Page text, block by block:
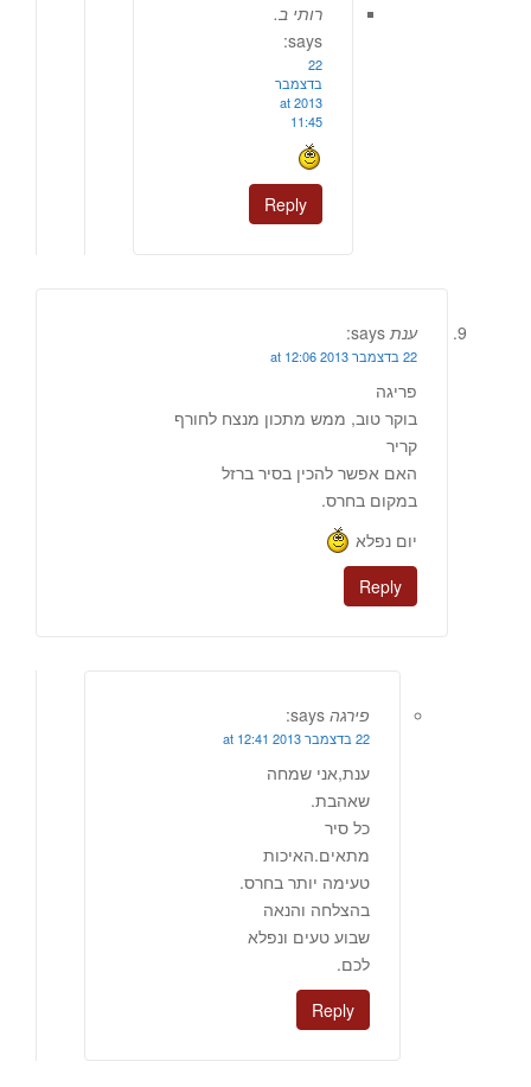
רותי ב.
says:
22
בדצמבר
2013 at
11:45
Reply
ענת says:
22 בדצמבר 2013 at 12:06
פריגה
בוקר טוב, ממש מתכון מנצח לחורף
קריר
האם אפשר להכין בסיר ברזל
במקום בחרס.
יום נפלא
Reply
פירגה says:
22 בדצמבר 2013 at 12:41
ענת,אני שמחה
שאהבת.
כל סיר
מתאים.האיכות
טעימה יותר בחרס.
בהצלחה והנאה
שבוע טעים ונפלא
לכם.
Reply